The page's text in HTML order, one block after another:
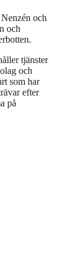
och
och
tjänster
och
som har
efter
på